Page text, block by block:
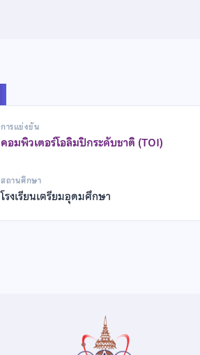
การแข่งขัน
คอมพิวเตอร์โอลิมปิกระดับชาติ (TOI)
สถานศึกษา
โรงเรียนเตรียมอุดมศึกษา